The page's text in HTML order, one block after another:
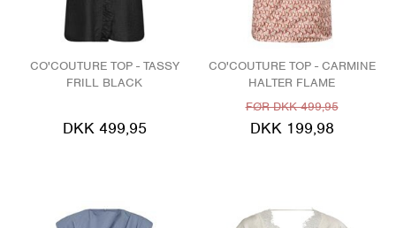
CO'COUTURE TOP - TASSY
FRILL BLACK
DKK 499,95
CO'COUTURE TOP - CARMINE
HALTER FLAME
FØR DKK 499,95
DKK 199,98